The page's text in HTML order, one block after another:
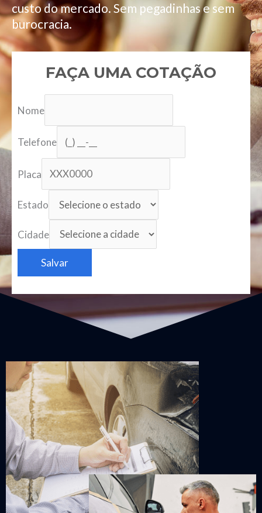
custo do mercado. Sem pegadinhas e sem
burocracia.
FAÇA UMA COTAÇÃO
Nome
Telefone
Placa
Estado
Cidade
Salvar